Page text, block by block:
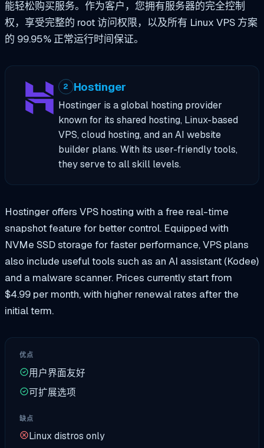
能轻松购买服务。作为客户，您拥有服务器的完全控制
权，享受完整的 root 访问权限，以及所有 Linux VPS 方案
的 99.95% 正常运行时间保证。
2 Hostinger
Hostinger is a global hosting provider
known for its shared hosting, Linux-based
VPS, cloud hosting, and an AI website
builder plans. With its user-friendly tools,
they serve to all skill levels.
Hostinger offers VPS hosting with a free real-time
snapshot feature for better control. Equipped with
NVMe SSD storage for faster performance, VPS plans
also include useful tools such as an AI assistant (Kodee)
and a malware scanner. Prices currently start from
$4.99 per month, with higher renewal rates after the
initial term.
优点
用户界面友好
可扩展选项
缺点
Linux distros only